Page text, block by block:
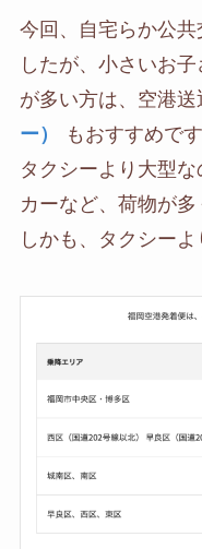
今回、自宅らか公
したが、小さいお
が多い方は、空港送
ー）
もおすすめです
タクシーより大型
カーなど、荷物が多
しかも、タクシーよ